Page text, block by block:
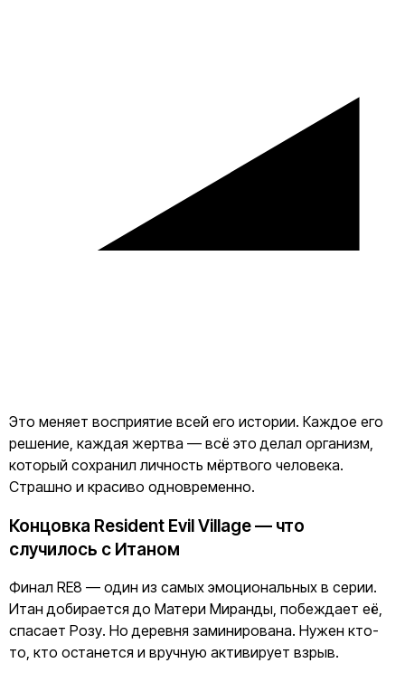
Это меняет восприятие всей его истории. Каждое его
решение, каждая жертва — всё это делал организм,
который сохранил личность мёртвого человека.
Страшно и красиво одновременно.
Концовка Resident Evil Village — что
случилось с Итаном
Финал RE8 — один из самых эмоциональных в серии.
Итан добирается до Матери Миранды, побеждает её,
спасает Розу. Но деревня заминирована. Нужен кто-
то, кто останется и вручную активирует взрыв.